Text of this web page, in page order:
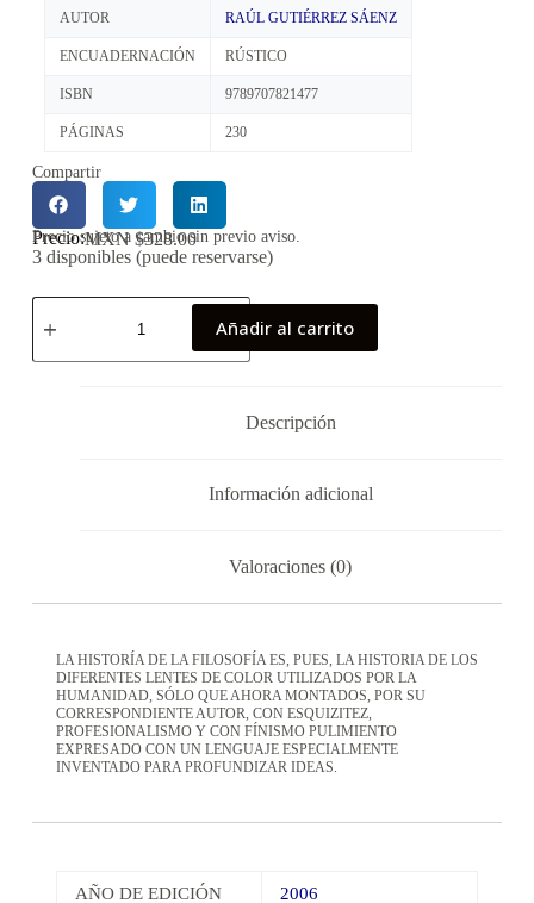
AUTOR RAÚL GUTIÉRREZ SÁENZ
ENCUADERNACIÓN RÚSTICO
ISBN 9789707821477
PÁGINAS 230
Compartir
Precio:MXN $328.00
Precio sujeto a cambio sin previo aviso.
3 disponibles (puede reservarse)
Añadir al carrito
Descripción
Información adicional
Valoraciones (0)
LA HISTORÍA DE LA FILOSOFÍA ES, PUES, LA HISTORIA DE LOS
DIFERENTES LENTES DE COLOR UTILIZADOS POR LA
HUMANIDAD, SÓLO QUE AHORA MONTADOS, POR SU
CORRESPONDIENTE AUTOR, CON ESQUIZITEZ,
PROFESIONALISMO Y CON FÍNISMO PULIMIENTO
EXPRESADO CON UN LENGUAJE ESPECIALMENTE
INVENTADO PARA PROFUNDIZAR IDEAS.
AÑO DE EDICIÓN 2006